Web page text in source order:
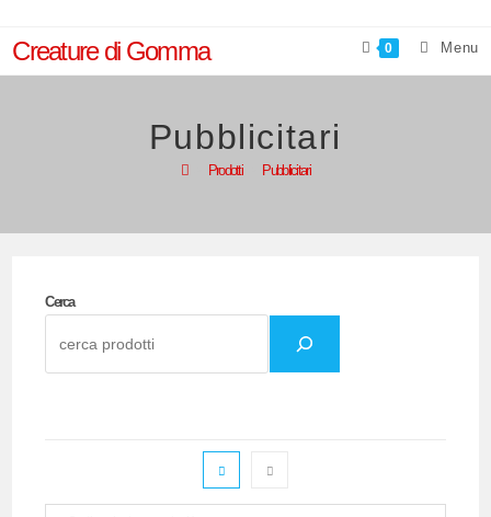
Creature di Gomma 0 Menu
Pubblicitari
Prodotti Pubblicitari
Cerca